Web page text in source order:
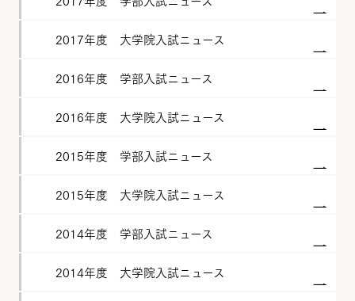
2017年度 大学院入試ニュース
2016年度 学部入試ニュース
2016年度 大学院入試ニュース
2015年度 学部入試ニュース
2015年度 大学院入試ニュース
2014年度 学部入試ニュース
2014年度 大学院入試ニュース